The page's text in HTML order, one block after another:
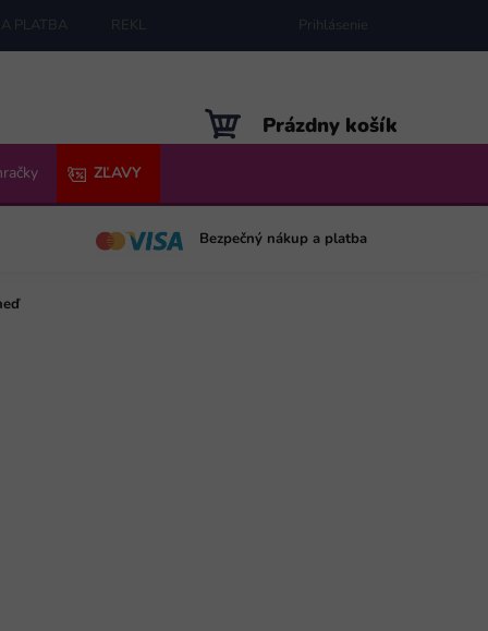
PLATBA REKLAMÁCIE MAPA SERVERU
Prihlásenie
NÁKUPNÝ
KOŠÍK
Prázdny košík
ZĽAVY
Bezpečný nákup a platba